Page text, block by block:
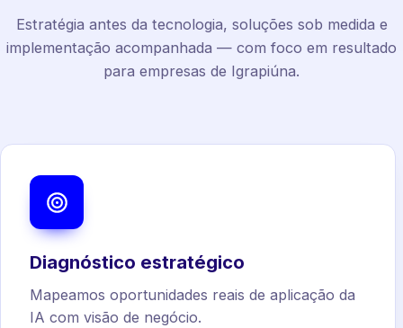
Estratégia antes da tecnologia, soluções sob medida e
implementação acompanhada — com foco em resultado
para empresas de Igrapiúna.
Diagnóstico estratégico
Mapeamos oportunidades reais de aplicação da
IA com visão de negócio.